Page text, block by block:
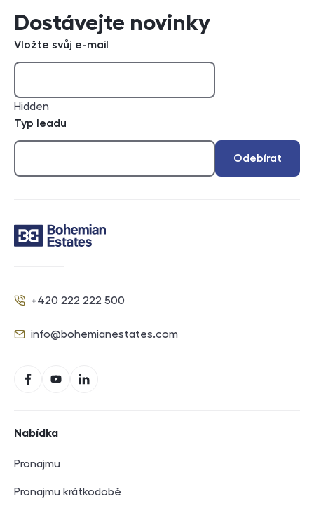
Dostávejte novinky
Vložte svůj e-mail
Hidden
Typ leadu
Odebírat
Telefon
+420 222 222 500
E-mail
info@bohemianestates.com
FacebookYouTubeLinkedIn
Nabídka
Pronajmu
Pronajmu krátkodobě